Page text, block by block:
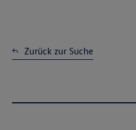
Zurück zur Suche